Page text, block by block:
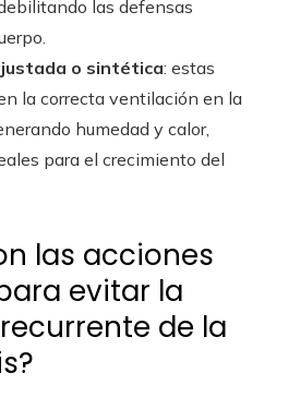
las defensas
o sintética: estas
la correcta ventilación en la
humedad y calor,
para el crecimiento del
las acciones
evitar la
de la